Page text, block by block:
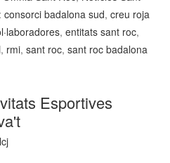
consorci badalona sud,creu roja
,entitats sant roc,
, rmi,sant roc,sant roc badalona
Esportives